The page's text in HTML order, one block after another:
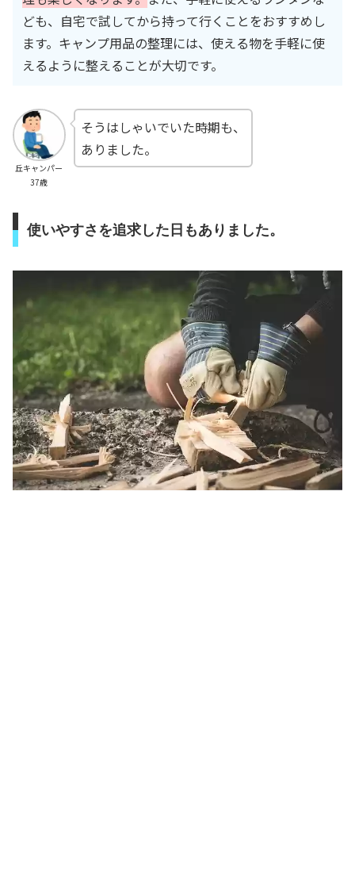
ども、自宅で試してから持って行くことをおすすめし
ます。キャンプ用品の整理には、使える物を手軽に使
えるように整えることが大切です。
丘キャンパー
37歳
そうはしゃいでいた時期も、
ありました。
使いやすさを追求した日もありました。